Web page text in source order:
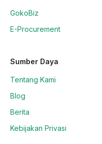
GokoBiz
E-Procurement
Sumber Daya
Tentang Kami
Blog
Berita
Kebijakan Privasi